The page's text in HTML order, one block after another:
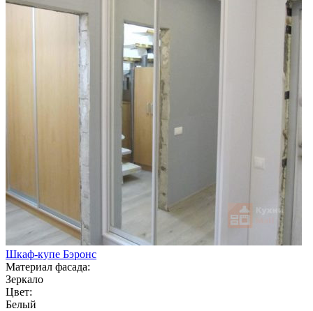
Шкаф-купе Бэронс
Материал фасада:
Зеркало
Цвет:
Белый